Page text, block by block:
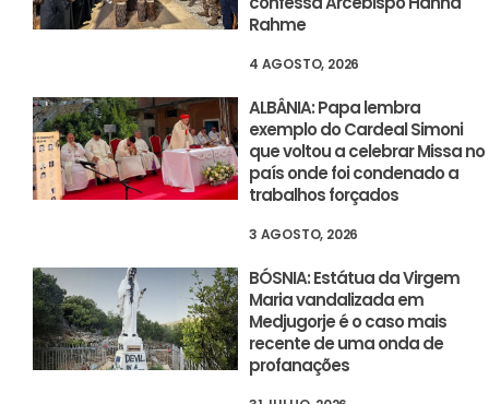
Rahme
4 AGOSTO, 2026
ALBÂNIA: Papa lembra
exemplo do Cardeal Simoni
que voltou a celebrar Missa no
país onde foi condenado a
trabalhos forçados
3 AGOSTO, 2026
BÓSNIA: Estátua da Virgem
Maria vandalizada em
Medjugorje é o caso mais
recente de uma onda de
profanações